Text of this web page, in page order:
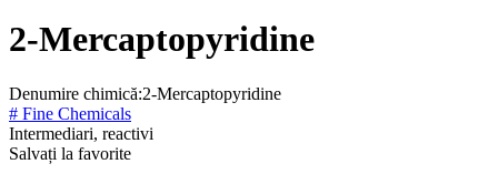
2-Mercaptopyridine
Denumire chimică:2-Mercaptopyridine
# Fine Chemicals
Intermediari, reactivi
Salvați la favorite